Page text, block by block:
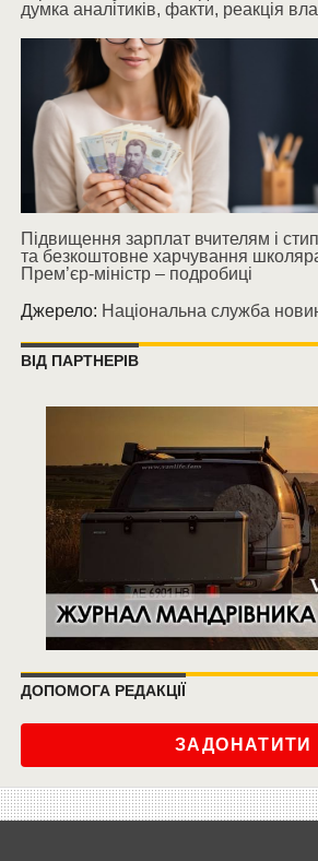
думка аналітиків, факти, реакція
Підвищення зарплат вчителям і
та безкоштовне харчування
Прем’єр-міністр – подробиці
Джерело: Національна служба
ВІД ПАРТНЕРІВ
ДОПОМОГА РЕДАКЦІЇ
ЗАДОНАТИТИ